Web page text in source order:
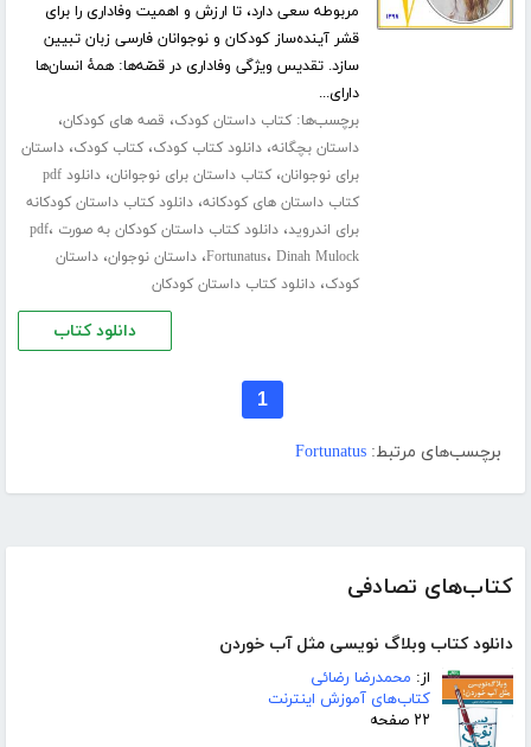
کتاب‌های تصادفی
دانلود کتاب وبلاگ نویسی مثل آب خوردن
از: محمدرضا رضائی
کتاب‌های آموزش اینترنت
۲۲ صفحه
مربوطه سعی دارد، تا ارزش و اهمیت وفاداری را برای
قشر آینده‌ساز کودکان و نوجوانان فارسی زبان تبیین
سازد. تقدیس ویژگی وفاداری در قصّه‌ها: همۀ انسان‌ها
دارای...
برچسب‌ها:کتاب داستان کودک، قصه های کودکان،
داستان بچگانه،دانلود کتاب کودک،کتاب کودک،داستان
برای نوجوانان،کتاب داستان برای نوجوانان،
دانلود pdf
کتاب داستان های کودکانه،دانلود کتاب داستان کودکانه
برای اندروید،دانلود کتاب داستان کودکان به صورت pdf ،
Fortunatus، Dinah Mulock ،داستان نوجوان،داستان
کودک،دانلود کتاب داستان کودکان
دانلود کتاب
1
برچسب‌های مرتبط: Fortunatus